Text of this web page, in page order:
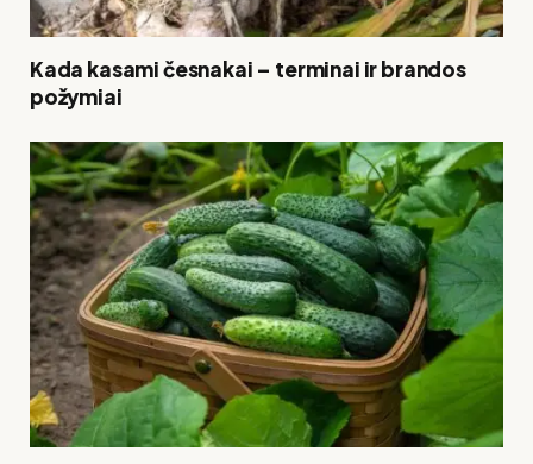
Kada kasami česnakai – terminai ir brandos
požymiai